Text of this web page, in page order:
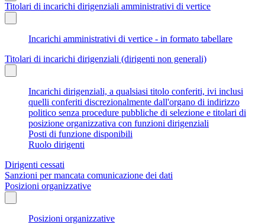
Titolari di incarichi dirigenziali amministrativi di vertice
Incarichi amministrativi di vertice - in formato tabellare
Titolari di incarichi dirigenziali (dirigenti non generali)
Incarichi dirigenziali, a qualsiasi titolo conferiti, ivi inclusi
quelli conferiti discrezionalmente dall'organo di indirizzo
politico senza procedure pubbliche di selezione e titolari di
posizione organizzativa con funzioni dirigenziali
Posti di funzione disponibili
Ruolo dirigenti
Dirigenti cessati
Sanzioni per mancata comunicazione dei dati
Posizioni organizzative
Posizioni organizzative